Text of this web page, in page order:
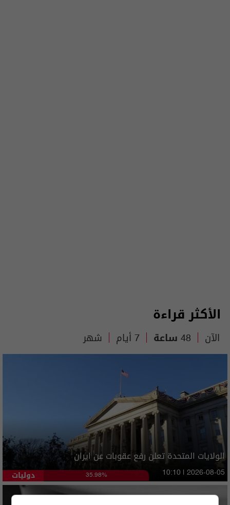
الأكثر قراءة
الآن 48 ساعة 7 أيام شهر
الولايات المتحدة تعلن رفع عقوبات عن ايران
دوليات 35.98% 10:10 | 2026-08-05